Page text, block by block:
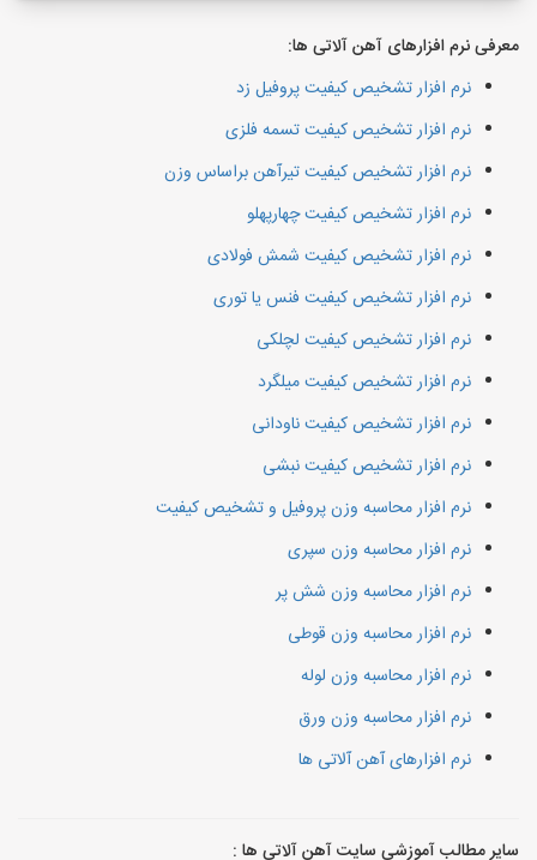
معرفی نرم افزارهای آهن آلاتی ها:
نرم افزار تشخیص کیفیت پروفیل زد
نرم افزار تشخیص کیفیت تسمه فلزی
نرم افزار تشخیص کیفیت تیرآهن براساس وزن
نرم افزار تشخیص کیفیت چهارپهلو
نرم افزار تشخیص کیفیت شمش فولادی
نرم افزار تشخیص کیفیت فنس یا توری
نرم افزار تشخیص کیفیت لچلکی
نرم افزار تشخیص کیفیت میلگرد
نرم افزار تشخیص کیفیت ناودانی
نرم افزار تشخیص کیفیت نبشی
نرم افزار محاسبه وزن پروفیل و تشخیص کیفیت
نرم افزار محاسبه وزن سپری
نرم افزار محاسبه وزن شش پر
نرم افزار محاسبه وزن قوطی
نرم افزار محاسبه وزن لوله
نرم افزار محاسبه وزن ورق
نرم افزارهای آهن آلاتی ها
سایر مطالب آموزشی سایت آهن آلاتی ها :